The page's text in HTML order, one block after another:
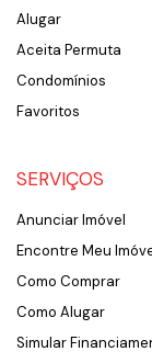
Alugar
Aceita Permuta
Condomínios
Favoritos
SERVIÇOS
Anunciar Imóvel
Encontre Meu
Como Comprar
Como Alugar
Simular